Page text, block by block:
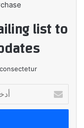
list to
بريدك
الإلكتروني